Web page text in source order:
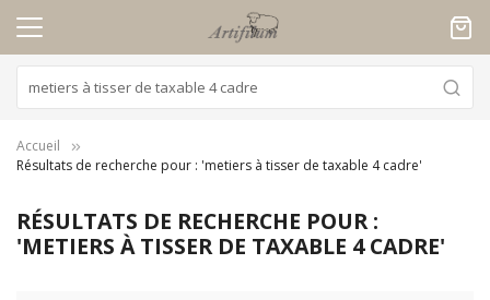
Accueil
Résultats de recherche pour : 'metiers à tisser de taxable 4 cadre'
RÉSULTATS DE RECHERCHE POUR :
'METIERS À TISSER DE TAXABLE 4 CADRE'